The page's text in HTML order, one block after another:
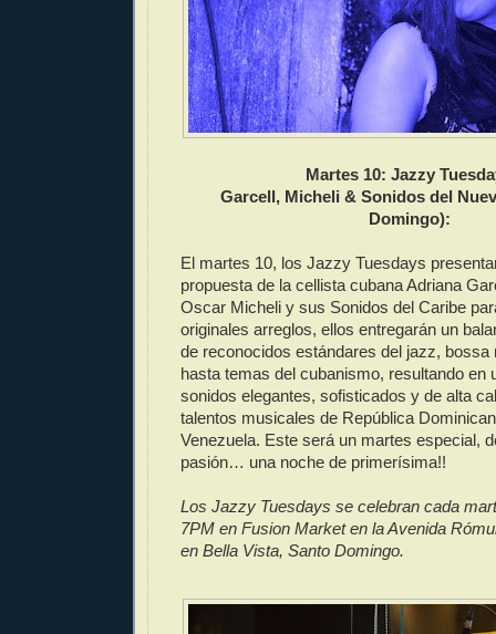
Martes 10: Jazzy
Garcell, Micheli & Sonidos del
Domingo):
El martes 10, los Jazzy Tuesdays
propuesta de la cellista cubana Adriana
Oscar Micheli y sus Sonidos del Caribe
originales arreglos, ellos entregarán un
de reconocidos estándares del jazz, bossa
hasta temas del cubanismo, resultando en
sonidos elegantes, sofisticados y de alta
talentos musicales de República
Venezuela. Este será un martes especial,
pasión… una noche de primerísima!!
Los Jazzy Tuesdays se celebran cada
7PM en Fusion Market en la Avenida
en Bella Vista, Santo Domingo.